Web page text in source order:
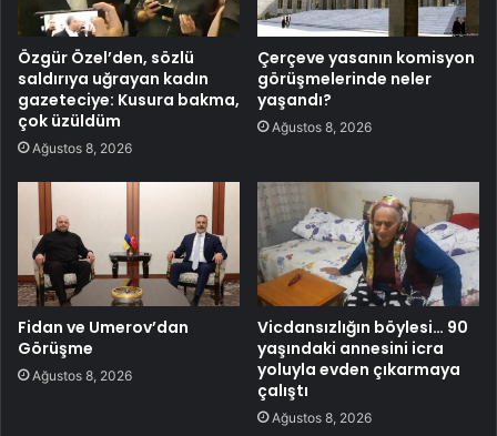
Özgür Özel’den, sözlü
saldırıya uğrayan kadın
gazeteciye: Kusura bakma,
çok üzüldüm
Ağustos 8, 2026
Çerçeve yasanın komisyon
görüşmelerinde neler
yaşandı?
Ağustos 8, 2026
Fidan ve Umerov’dan
Görüşme
Ağustos 8, 2026
Vicdansızlığın böylesi… 90
yaşındaki annesini icra
yoluyla evden çıkarmaya
çalıştı
Ağustos 8, 2026